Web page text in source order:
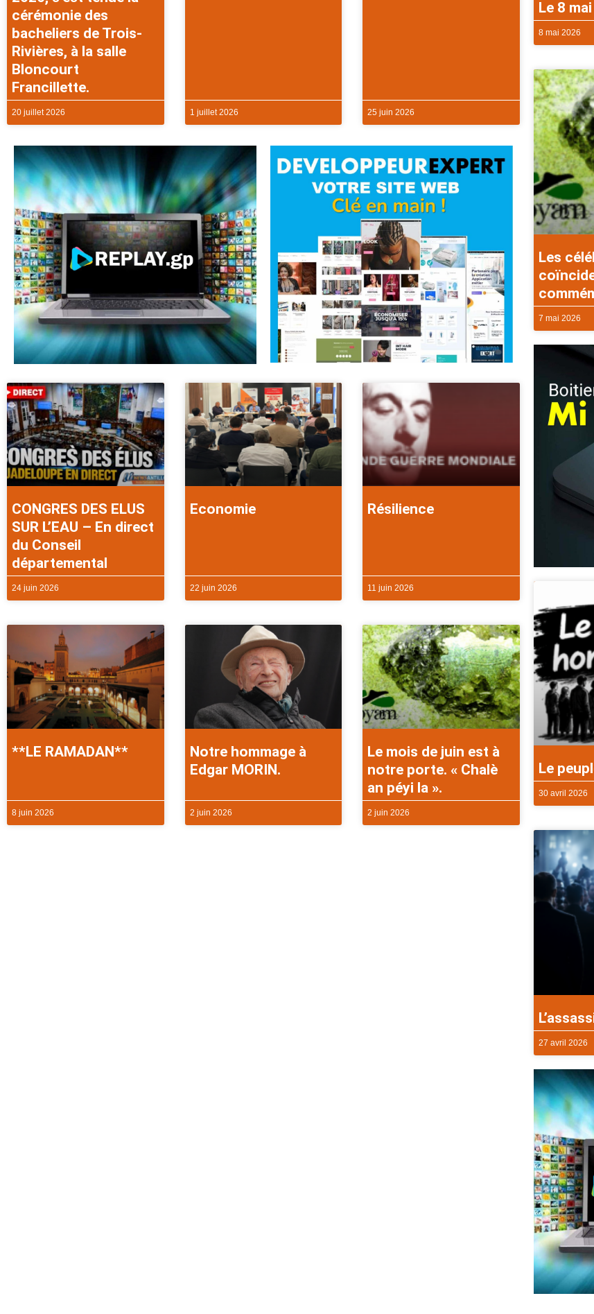
cérémonie des
bacheliers de Trois-
Rivières, à la salle
Bloncourt
Francillette.
20 juillet 2026 1 juillet 2026 25 juin 2026
CONGRES DES ELUS
SUR L’EAU – En direct
du Conseil
départemental
24 juin 2026
Economie
22 juin 2026
Résilience
11 juin 2026
**LE RAMADAN**
8 juin 2026
Notre hommage à
Edgar MORIN.
2 juin 2026
Le mois de juin est à
notre porte. « Chalè
an péyi la ».
2 juin 2026
Le 8 mai
8 mai 2026
Les
7 mai 2026
Le
30 avril 2026
27 avril 2026